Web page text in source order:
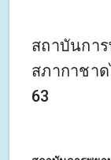
สถาบันกา
สภากาชา
63